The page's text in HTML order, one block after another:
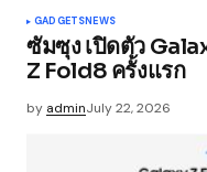
GADGETSNEWS
ซัมซุง เปิดตัว
Z Fold8 ครั้งแรก
by adminJuly 22, 2026